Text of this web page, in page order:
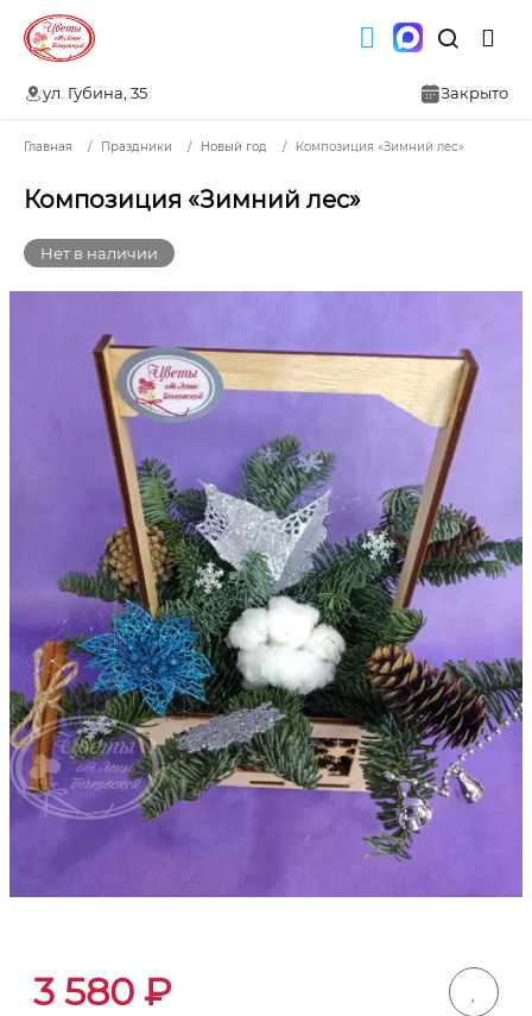
ул. Губина, 35 Закрыто
Главная Праздники Новый год Композиция «Зимний лес»
Композиция «Зимний лес»
Нет в наличии
3 580 ₽